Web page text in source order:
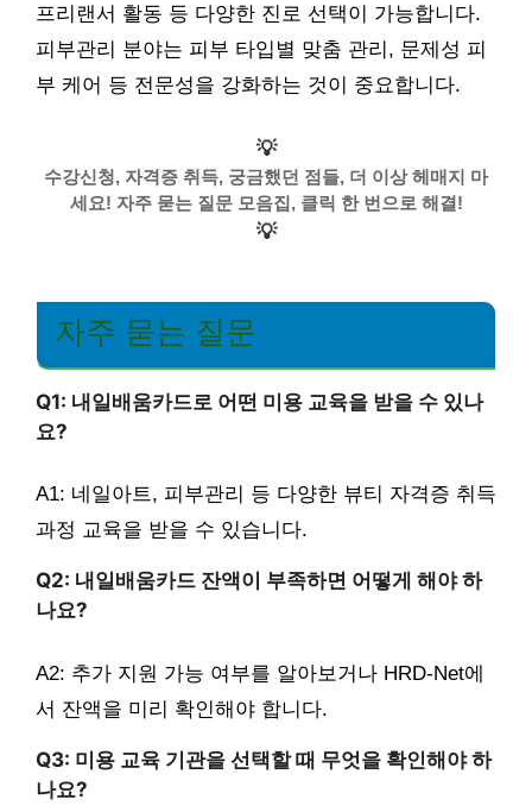
프리랜서 활동 등 다양한 진로 선택이 가능합니다.
피부관리 분야는 피부 타입별 맞춤 관리, 문제성 피
부 케어 등 전문성을 강화하는 것이 중요합니다.
💡
수강신청, 자격증 취득, 궁금했던 점들, 더 이상 헤매지 마
세요! 자주 묻는 질문 모음집, 클릭 한 번으로 해결!
💡
자주 묻는 질문
Q1: 내일배움카드로 어떤 미용 교육을 받을 수 있나
요?
A1: 네일아트, 피부관리 등 다양한 뷰티 자격증 취득
과정 교육을 받을 수 있습니다.
Q2: 내일배움카드 잔액이 부족하면 어떻게 해야 하
나요?
A2: 추가 지원 가능 여부를 알아보거나 HRD-Net에
서 잔액을 미리 확인해야 합니다.
Q3: 미용 교육 기관을 선택할 때 무엇을 확인해야 하
나요?